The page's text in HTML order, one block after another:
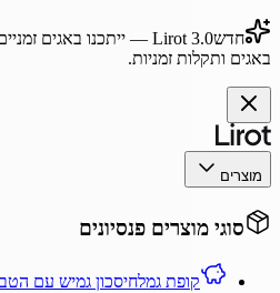
חדשLirot 3.0 — ייתכנו באגים
באגים ותקלות זמניות.
מוצרים
סוגי מוצרים פנסיונים
קופת גמלחיסכון גמיש עם